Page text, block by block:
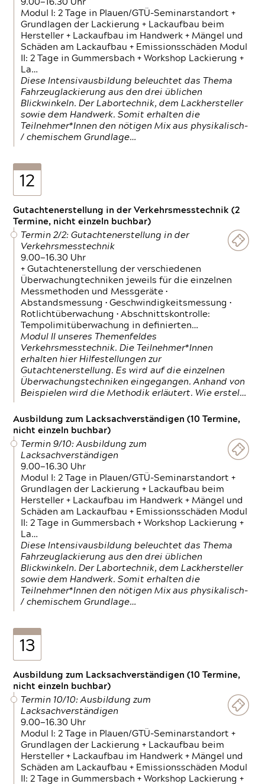
9.00—16.30 Uhr
Modul I: 2 Tage in Plauen/GTÜ-Seminarstandort +
Grundlagen der Lackierung + Lackaufbau beim
Hersteller + Lackaufbau im Handwerk + Mängel und
Schäden am Lackaufbau + Emissionsschäden Modul
II: 2 Tage in Gummersbach + Workshop Lackierung +
La…
Diese Intensivausbildung beleuchtet das Thema
Fahrzeuglackierung aus den drei üblichen
Blickwinkeln. Der Labortechnik, dem Lackhersteller
sowie dem Handwerk. Somit erhalten die
Teilnehmer*Innen den nötigen Mix aus physikalisch-
/ chemischem Grundlage…
12
Gutachtenerstellung in der Verkehrsmesstechnik (2
Termine, nicht einzeln buchbar)
Termin 2/2: Gutachtenerstellung in der
Verkehrsmesstechnik
9.00—16.30 Uhr
+ Gutachtenerstellung der verschiedenen
Überwachungtechniken jeweils für die einzelnen
Messmethoden und Messgeräte •
Abstandsmessung • Geschwindigkeitsmessung •
Rotlichtüberwachung • Abschnittskontrolle:
Tempolimitüberwachung in definierten…
Modul II unseres Themenfeldes
Verkehrsmesstechnik. Die Teilnehmer*Innen
erhalten hier Hilfestellungen zur
Gutachtenerstellung. Es wird auf die einzelnen
Überwachungstechniken eingegangen. Anhand von
Beispielen wird die Methodik erläutert. Wie erstel…
Ausbildung zum Lacksachverständigen (10 Termine,
nicht einzeln buchbar)
Termin 9/10: Ausbildung zum
Lacksachverständigen
9.00—16.30 Uhr
Modul I: 2 Tage in Plauen/GTÜ-Seminarstandort +
Grundlagen der Lackierung + Lackaufbau beim
Hersteller + Lackaufbau im Handwerk + Mängel und
Schäden am Lackaufbau + Emissionsschäden Modul
II: 2 Tage in Gummersbach + Workshop Lackierung +
La…
Diese Intensivausbildung beleuchtet das Thema
Fahrzeuglackierung aus den drei üblichen
Blickwinkeln. Der Labortechnik, dem Lackhersteller
sowie dem Handwerk. Somit erhalten die
Teilnehmer*Innen den nötigen Mix aus physikalisch-
/ chemischem Grundlage…
13
Ausbildung zum Lacksachverständigen (10 Termine,
nicht einzeln buchbar)
Termin 10/10: Ausbildung zum
Lacksachverständigen
9.00—16.30 Uhr
Modul I: 2 Tage in Plauen/GTÜ-Seminarstandort +
Grundlagen der Lackierung + Lackaufbau beim
Hersteller + Lackaufbau im Handwerk + Mängel und
Schäden am Lackaufbau + Emissionsschäden Modul
II: 2 Tage in Gummersbach + Workshop Lackierung +